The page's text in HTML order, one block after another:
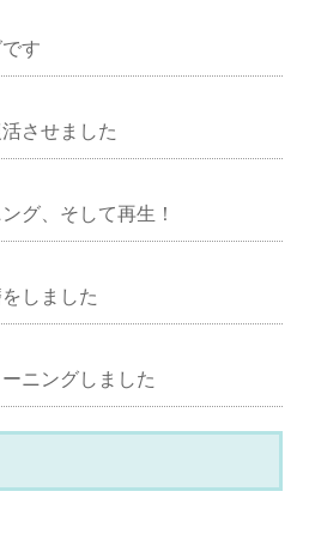
す
させました
グ、そして再生！
しました
ニングしました